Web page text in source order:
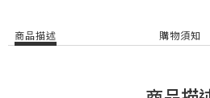
商品描述 購物須知